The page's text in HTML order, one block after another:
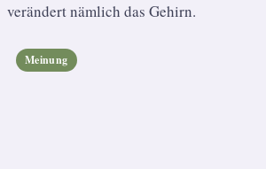
verändert nämlich das Gehirn.
Meinung